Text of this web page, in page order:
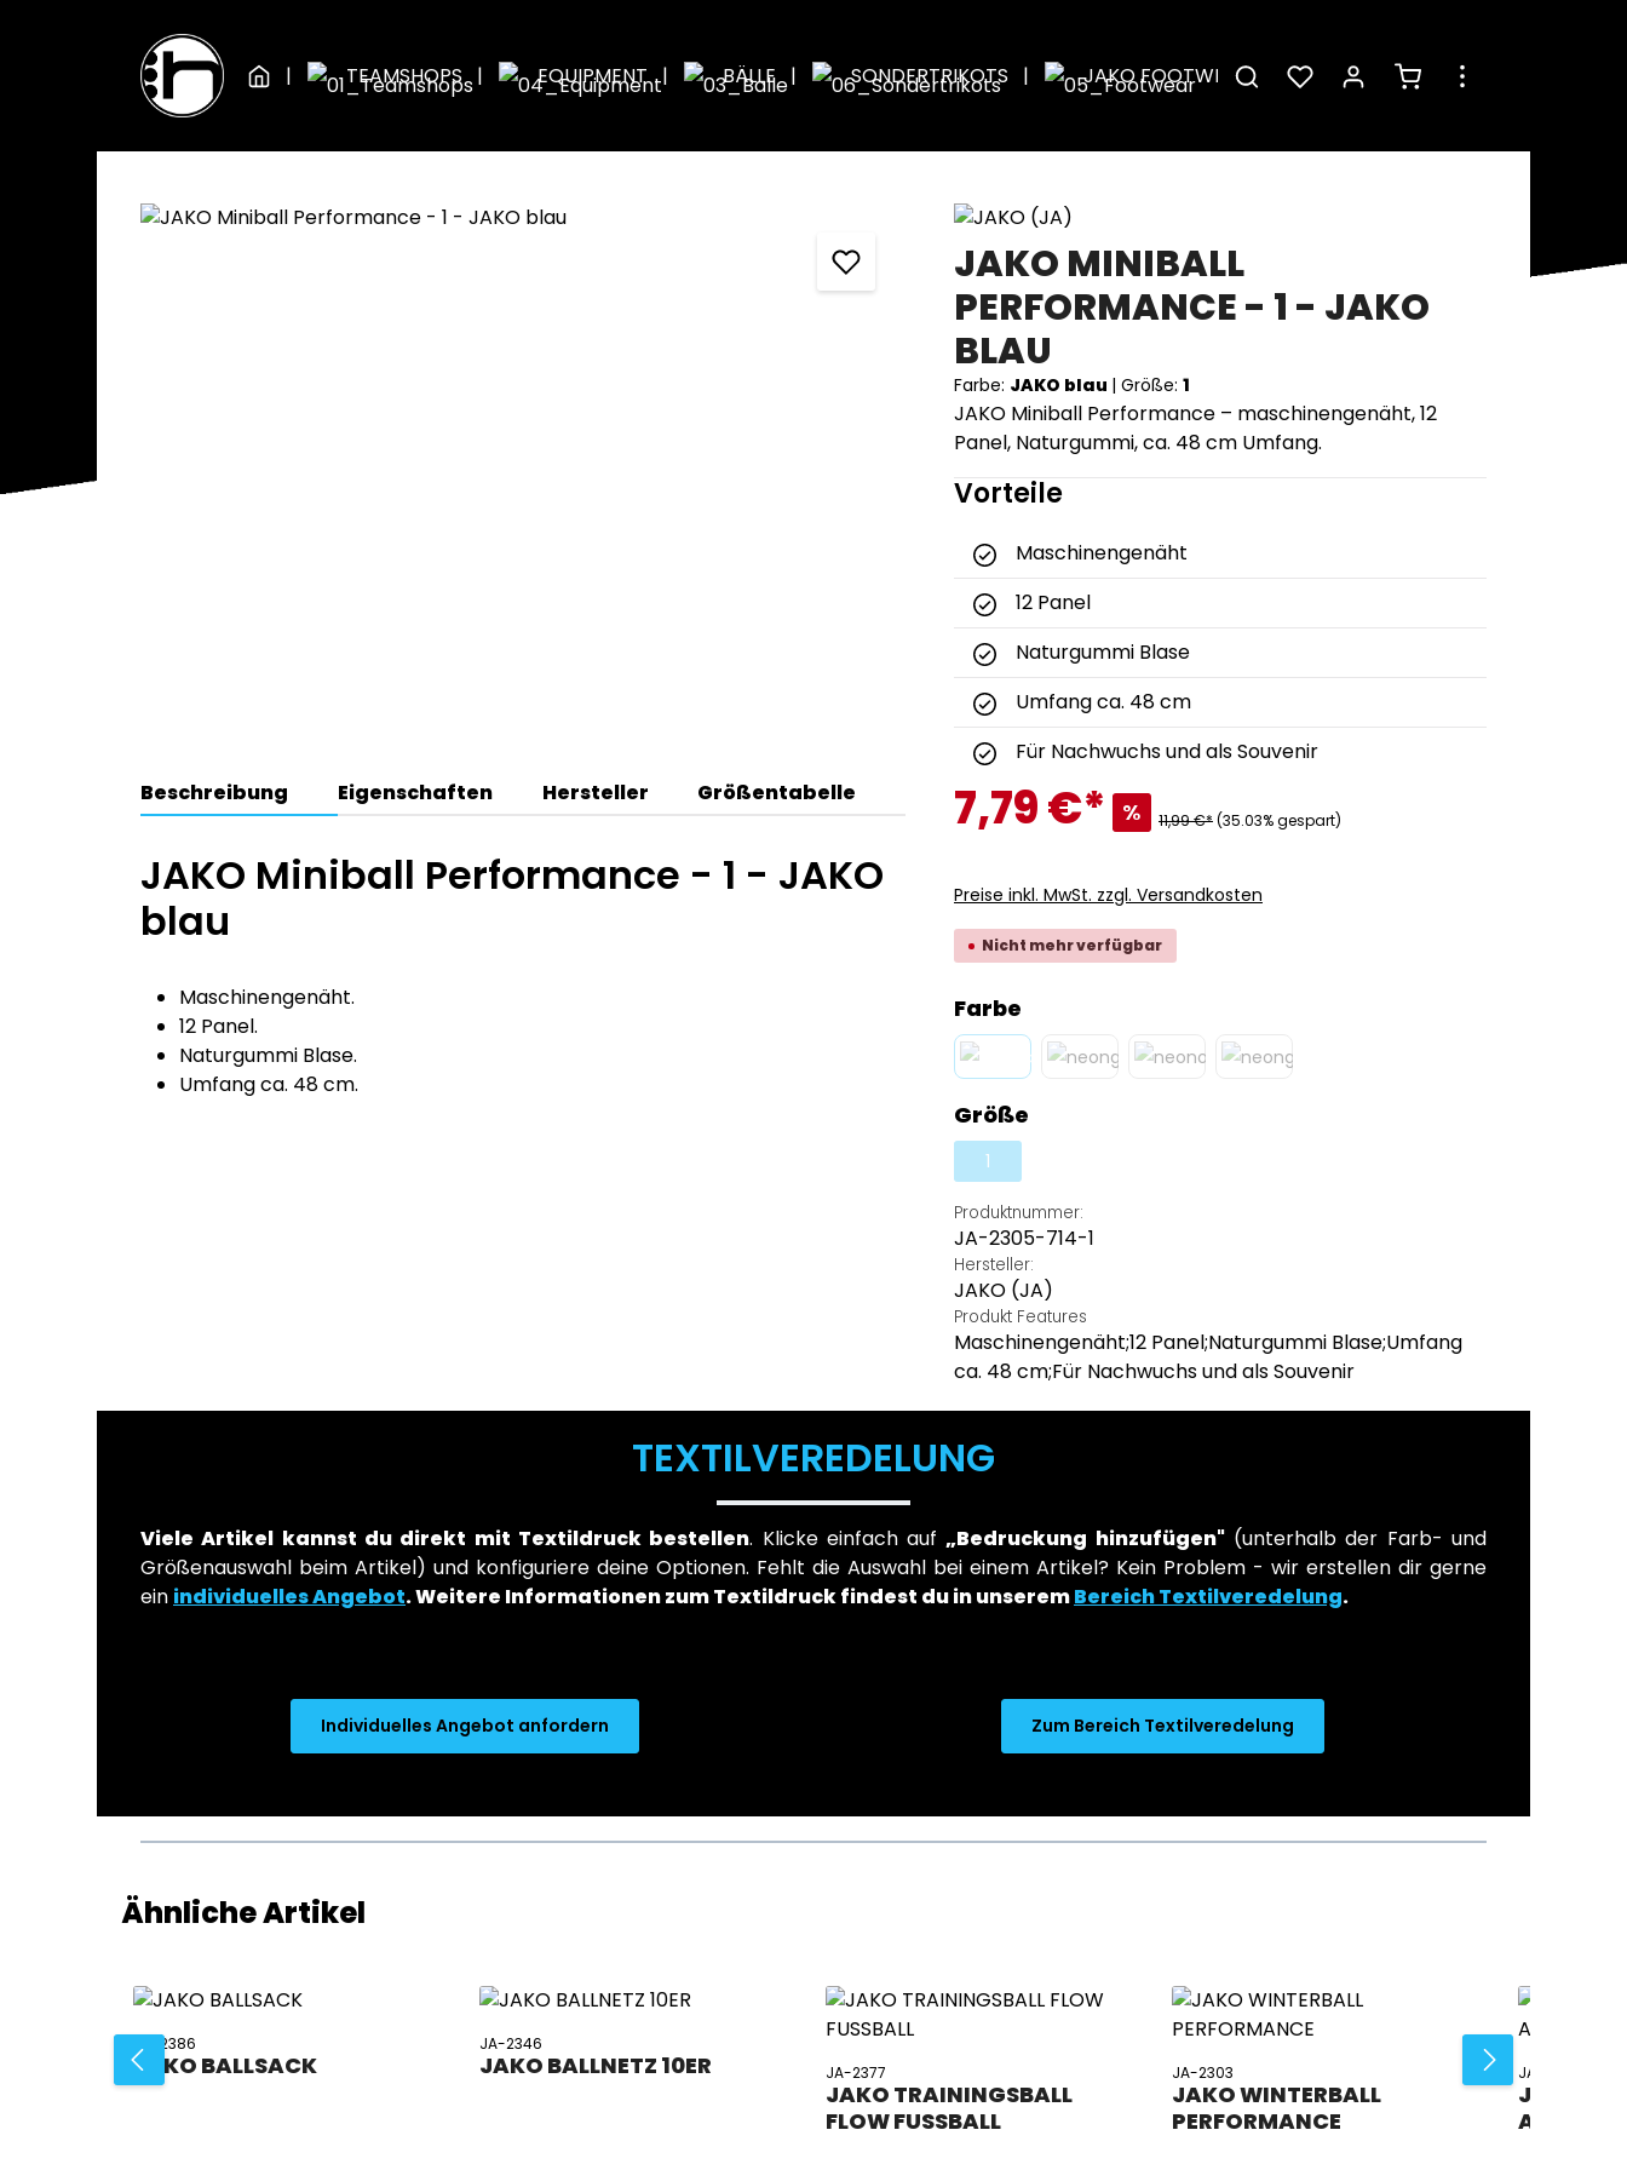
Zum Hauptinhalt springen
Zur Hauptnavigation springen
TEAMSHOPS
EQUIPMENT BÄLLE SONDERTRIKOTS JAKO FOOTWEAR Warenkorb enthält 0
BÄLLE
Bildergalerie überspringen
JAKO MINIBALL
PERFORMANCE - 1 - JAKO
BLAU
Farbe: JAKO blau | Größe: 1
JAKO Miniball Performance – maschinengenäht, 12
Panel, Naturgummi, ca. 48 cm Umfang.
Vorteile
Maschinengenäht
12 Panel
Naturgummi Blase
Umfang ca. 48 cm
Für Nachwuchs und als Souvenir
7,79 €* % 11,99 €*(35.03% gespart)
Preise inkl. MwSt. zzgl. Versandkosten
Nicht mehr verfügbar
Farbe
Größe
1
(Diese Option ist zurzeit nicht verfügbar.)
Produktnummer:
JA-2305-714-1
Hersteller:
JAKO (JA)
Produkt Features
Maschinengenäht;12 Panel;Naturgummi Blase;Umfang
ca. 48 cm;Für Nachwuchs und als Souvenir
Beschreibung Eigenschaften Hersteller Größentabelle
JAKO Miniball Performance - 1 - JAKO
blau
Maschinengenäht.
12 Panel.
Naturgummi Blase.
Umfang ca. 48 cm.
TEXTILVEREDELUNG
Viele Artikel kannst du direkt mit Textildruck bestellen. Klicke einfach auf„Bedruckung hinzufügen"(unterhalb der Farb- und
Größenauswahl beim Artikel) und konfiguriere deine Optionen. Fehlt die Auswahl bei einem Artikel? Kein Problem - wir erstellen dir gerne
ein individuelles Angebot.Weitere Informationen zum Textildruck findest du in unseremBereich Textilveredelung.
Individuelles Angebot anfordern Zum Bereich Textilveredelung
Produktgalerie überspringen
Ähnliche Artikel
JA-2386
JAKO BALLSACK
JA-2346
JAKO BALLNETZ 10ER JA-2377
JAKO TRAININGSBALL
FLOW FUSSBALL
JA-2303
JAKO WINTERBALL
PERFORMANCE
JA-2313
JAKO
ANIMAL